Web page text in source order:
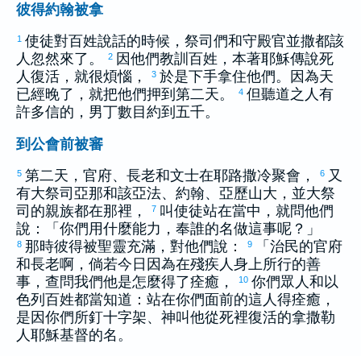
彼得約翰被拿
1 使徒對百姓說話的時候，祭司們和守殿官並撒都該
人忽然來了。
2 因他們教訓百姓，本著耶穌傳說死
人復活，就很煩惱，
3 於是下手拿住他們。因為天
已經晚了，就把他們押到第二天。
4 但聽道之人有
許多信的，男丁數目約到五千。
到公會前被審
5 第二天，官府、長老和文士在耶路撒冷聚會， 6 又
有大祭司 亞那和該亞法、 約翰、 亞歷山大 ，並大祭
司的親族都在那裡，
7 叫使徒站在當中，就問他們
說：「你們用什麼能力，奉誰的名做這事呢？」
8 那時彼得被聖靈充滿，對他們說： 9
「治民的官府
和長老啊，倘若今日因為在殘疾人身上所行的善
事，查問我們他是怎麼得了痊癒，
10 你們眾人和以
色列 百姓都當知道：站在你們面前的這人得痊癒，
是因你們所釘十字架、神叫他從死裡復活的拿撒勒
人耶穌基督的名。